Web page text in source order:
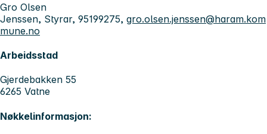
Gro Olsen
Jenssen, Styrar, 95199275, gro.olsen.jenssen@haram.kom
mune.no
Arbeidsstad
Gjerdebakken 55
6265 Vatne
Nøkkelinformasjon: